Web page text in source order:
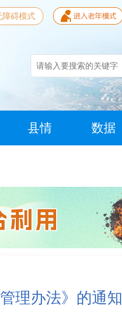
障碍模式
县情 数据
理办法》的通知